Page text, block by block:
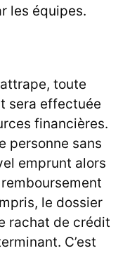
les équipes.
toute
sera effectuée
financières.
personne sans
emprunt alors
le dossier
rachat de crédit
C’est